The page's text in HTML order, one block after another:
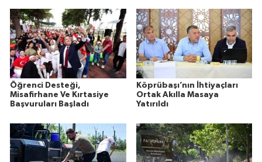
Öğrenci Desteği,
Misafirhane Ve Kırtasiye
Başvuruları Başladı
Köprübaşı’nın İhtiyaçları
Ortak Akılla Masaya
Yatırıldı